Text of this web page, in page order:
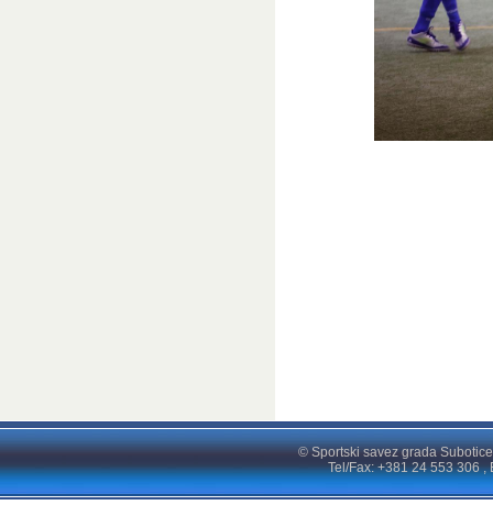
© Sportski savez grada
Tel/Fax: +381 24 553 306 ,